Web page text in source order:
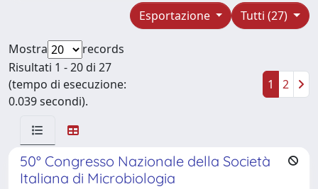
Tutti (27)
Esportazione
Mostra
records
Risultati 1 - 20 di 27
(tempo di esecuzione:
0.039 secondi).
1 2
50° Congresso Nazionale della Società
Italiana di Microbiologia